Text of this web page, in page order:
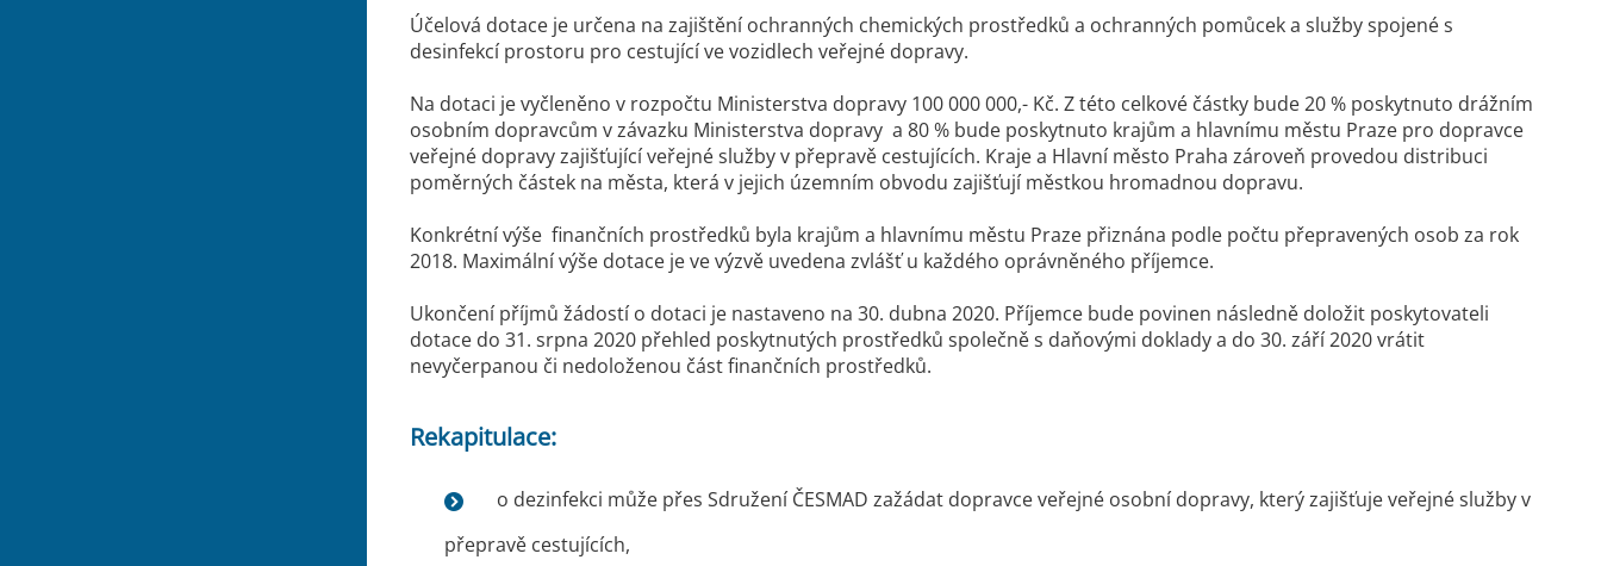
Účelová dotace je určena na zajištění ochranných chemických prostředků a ochranných pomůcek a služby spojené s
desinfekcí prostoru pro cestující ve vozidlech veřejné dopravy.
Na dotaci je vyčleněno v rozpočtu Ministerstva dopravy 100 000 000,- Kč. Z této celkové částky bude 20 % poskytnuto drážním
osobním dopravcům v závazku Ministerstva dopravy a 80 % bude poskytnuto krajům a hlavnímu městu Praze pro dopravce
veřejné dopravy zajišťující veřejné služby v přepravě cestujících. Kraje a Hlavní město Praha zároveň provedou distribuci
poměrných částek na města, která v jejich územním obvodu zajišťují městkou hromadnou dopravu.
Konkrétní výše finančních prostředků byla krajům a hlavnímu městu Praze přiznána podle počtu přepravených osob za rok
2018. Maximální výše dotace je ve výzvě uvedena zvlášť u každého oprávněného příjemce.
Ukončení příjmů žádostí o dotaci je nastaveno na 30. dubna 2020. Příjemce bude povinen následně doložit poskytovateli
dotace do 31. srpna 2020 přehled poskytnutých prostředků společně s daňovými doklady a do 30. září 2020 vrátit
nevyčerpanou či nedoloženou část finančních prostředků.
Rekapitulace:
o dezinfekci může přes Sdružení ČESMAD zažádat dopravce veřejné osobní dopravy, který zajišťuje veřejné služby v
přepravě cestujících,